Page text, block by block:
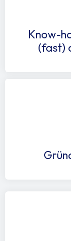
Know-
(fast)